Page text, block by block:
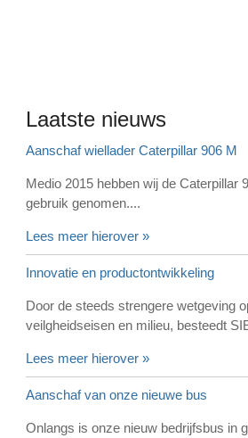
Laatste nieuws
Aanschaf wiellader Caterpillar 906 M
Medio 2015 hebben wij de Caterpillar
gebruik genomen....
Lees meer hierover »
Innovatie en productontwikkeling
Door de steeds strengere wetgeving
veilgheidseisen en milieu, besteedt
Lees meer hierover »
Aanschaf van onze nieuwe bus
Onlangs is onze nieuw bedrijfsbus in